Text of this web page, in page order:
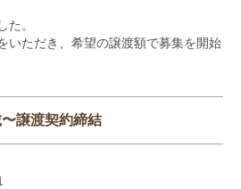
た。
いただき、希望の譲渡額で募集を開始
譲渡契約締結